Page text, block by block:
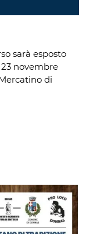
sarà esposto
novembre
di